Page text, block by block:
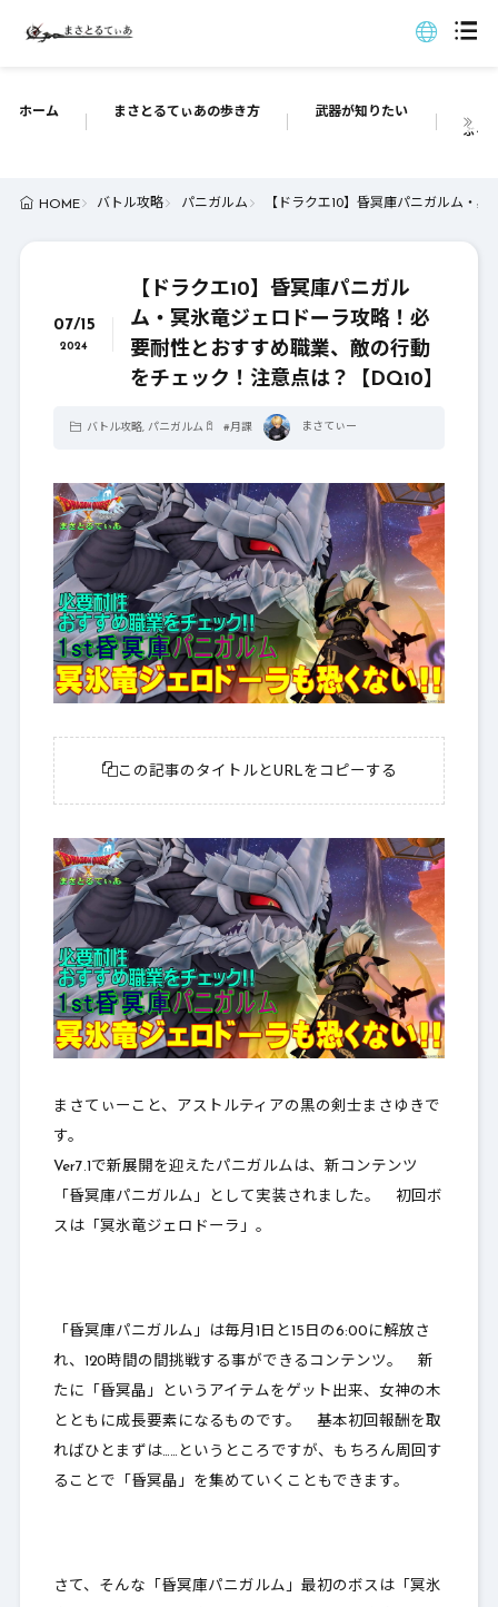
ホーム まさとるてぃあの歩き方 武器が知りたい
ぶっ
HOME バトル攻略 パニガルム 【ドラクエ10】昏冥庫パニガルム・
07/15
2024
【ドラクエ10】昏冥庫パニガル
ム・冥氷竜ジェロドーラ攻略！必
要耐性とおすすめ職業、敵の行動
をチェック！注意点は？【DQ10】
バトル攻略, パニガルム #月課 まさてぃー
この記事のタイトルとURLをコピーする
まさてぃーこと、アストルティアの黒の剣士まさゆきで
す。
Ver7.1で新展開を迎えたパニガルムは、新コンテンツ
「 昏冥庫パニガルム 」として実装されました。 初回ボ
スは「冥氷竜ジェロドーラ」。
「昏冥庫パニガルム」は毎月1日と15日の6:00に解放さ
れ、120時間の間挑戦する事ができるコンテンツ。 新
たに「昏冥晶」というアイテムをゲット出来、女神の木
とともに成長要素になるものです。 基本初回報酬を取
ればひとまずは……というところですが、もちろん周回す
ることで「昏冥晶」を集めていくこともできます。
さて、そんな「昏冥庫パニガルム」最初のボスは「冥氷